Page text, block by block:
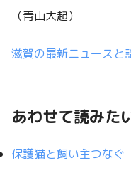
（青山大起）
滋賀の最新ニュースと
あわせて読みた
保護猫と飼い主つなぐ